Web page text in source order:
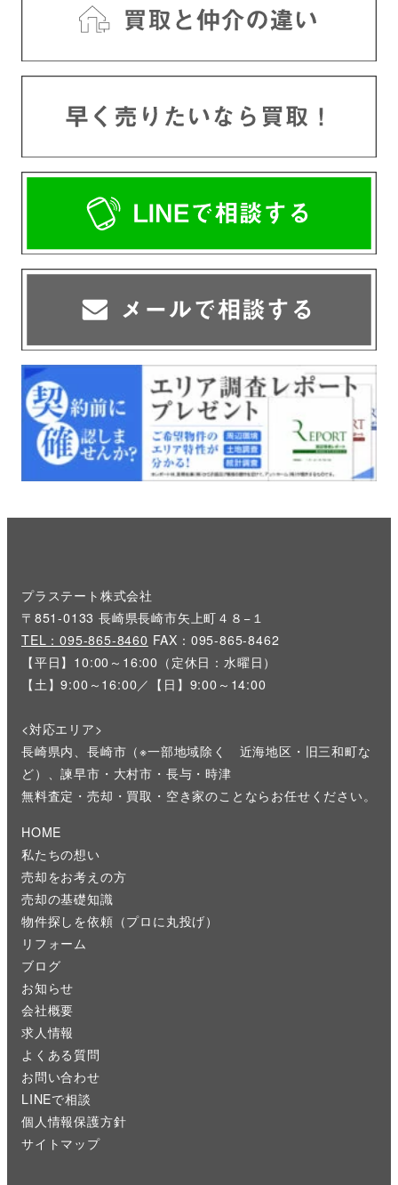
プラステート株式会社
〒851-0133 長崎県長崎市矢上町４８−１
TEL：095-865-8460 FAX：095-865-8462
【平日】10:00～16:00（定休日：水曜日）
【土】9:00～16:00／【日】9:00～14:00
<対応エリア>
長崎県内、長崎市（※一部地域除く 近海地区・旧三和町な
ど）、諫早市・大村市・長与・時津
無料査定・売却・買取・空き家のことならお任せください。
HOME
私たちの想い
売却をお考えの方
売却の基礎知識
物件探しを依頼（プロに丸投げ）
リフォーム
ブログ
お知らせ
会社概要
求人情報
よくある質問
お問い合わせ
LINEで相談
個人情報保護方針
サイトマップ